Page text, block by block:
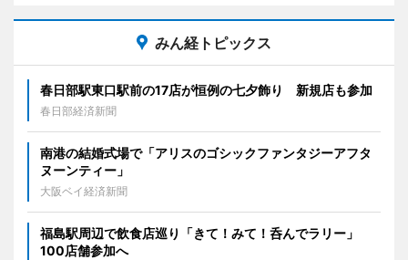
みん経トピックス
春日部駅東口駅前の17店が恒例の七夕飾り 新規店も参加
春日部経済新聞
南港の結婚式場で「アリスのゴシックファンタジーアフタ
ヌーンティー」
大阪ベイ経済新聞
福島駅周辺で飲食店巡り「きて！みて！呑んでラリー」
100店舗参加へ